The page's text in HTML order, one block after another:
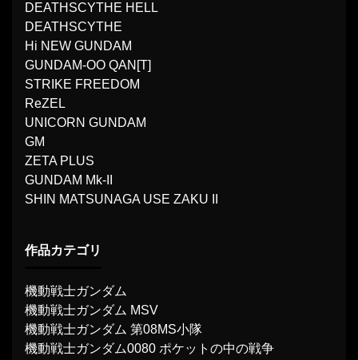
DEATHSCYTHE HELL
DEATHSCYTHE
Hi NEW GUNDAM
GUNDAM-OO QAN[T]
STRIKE FREEDOM
ReZEL
UNICORN GUNDAM
GM
ZETA PLUS
GUNDAM Mk-II
SHIN MATSUNAGA USE ZAKU II
作品カテゴリ
機動戦士ガンダム
機動戦士ガンダム MSV
機動戦士ガンダム 第08MS小隊
機動戦士ガンダム0080 ポケットの中の戦争